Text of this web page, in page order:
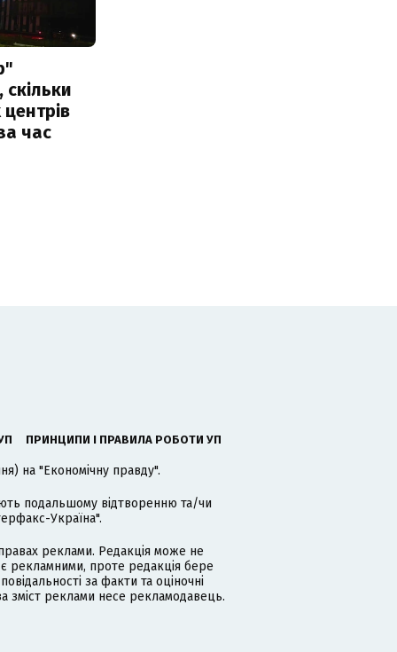
скільки
час
ПРИНЦИПИ І ПРАВИЛА РОБОТИ УП
на "Економічну правду".
подальшому відтворенню та/чи
Україна".
реклами. Редакція може не
рекламними, проте редакція бере
за факти та оціночні
зміст реклами несе рекламодавець.